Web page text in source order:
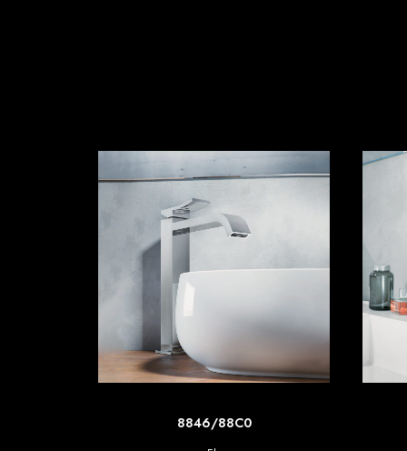
SCOPRI DI PIU'
8846/88C0